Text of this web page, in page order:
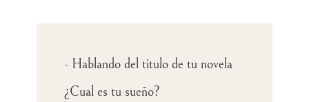
- Hablando del titulo de tu novela
¿Cual es tu sueño?